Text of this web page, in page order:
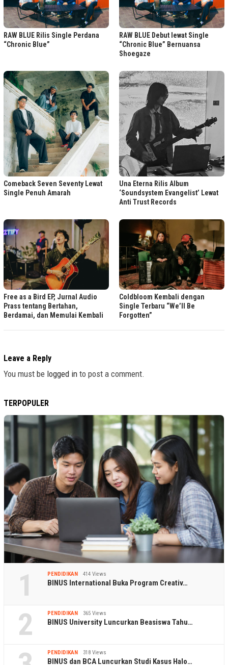
RAW BLUE Rilis Single Perdana
“Chronic Blue”
RAW BLUE Debut lewat Single
“Chronic Blue” Bernuansa
Shoegaze
Comeback Seven Seventy Lewat
Single Penuh Amarah
Una Eterna Rilis Album
‘Soundsystem Evangelist’ Lewat
Anti Trust Records
Free as a Bird EP, Jurnal Audio
Prass tentang Bertahan,
Berdamai, dan Memulai Kembali
Coldbloom Kembali dengan
Single Terbaru “We’ll Be
Forgotten”
Leave a Reply
You must be logged in to post a comment.
TERPOPULER
1 PENDIDIKAN 414 Views
BINUS International Buka Program Creativ…
2 PENDIDIKAN 365 Views
BINUS University Luncurkan Beasiswa Tahu…
PENDIDIKAN 318 Views
BINUS dan BCA Luncurkan Studi Kasus Halo…